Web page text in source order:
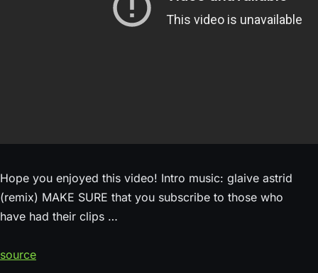
Hope you enjoyed this video! Intro music: glaive astrid
(remix) MAKE SURE that you subscribe to those who
have had their clips …
source